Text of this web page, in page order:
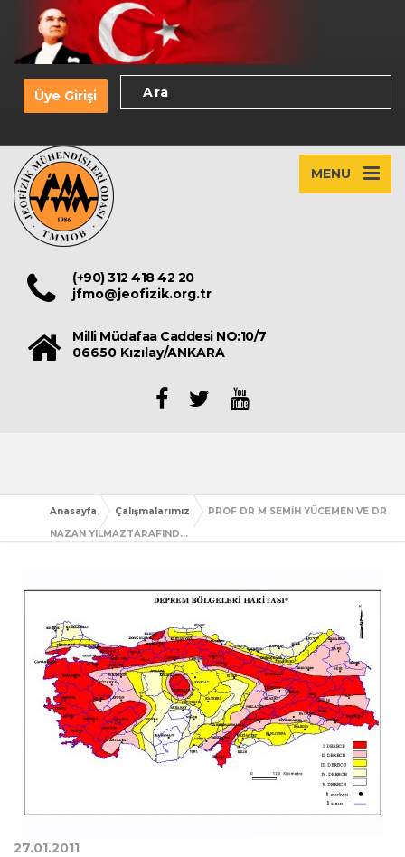
Üye Girişi
MENU
(+90) 312 418 42 20
jfmo@jeofizik.org.tr
Milli Müdafaa Caddesi NO:10/7
06650 Kızılay/ANKARA
Anasayfa Çalışmalarımız
PROF DR M SEMİH YÜCEMEN VE DR
NAZAN YILMAZTARAFIND...
27.01.2011